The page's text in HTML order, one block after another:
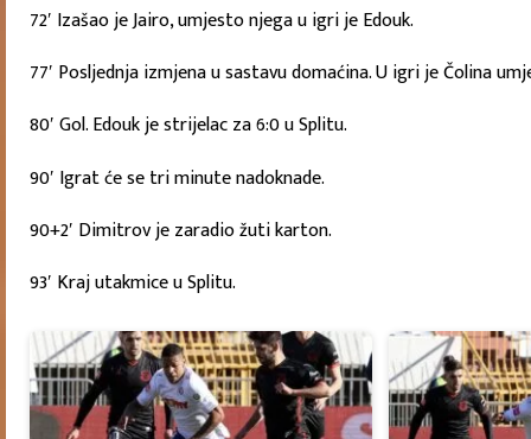
72′ Izašao je Jairo, umjesto njega u igri je Edouk.
77′ Posljednja izmjena u sastavu domaćina. U igri je Čolina
80′ Gol. Edouk je strijelac za 6:0 u Splitu.
90′ Igrat će se tri minute nadoknade.
90+2′ Dimitrov je zaradio žuti karton.
93′ Kraj utakmice u Splitu.